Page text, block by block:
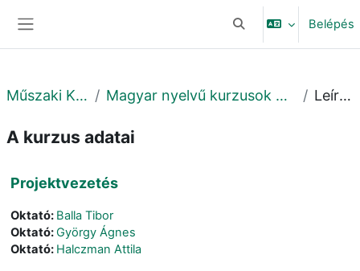
Keresési bemeneti
Belépés
Műszaki Kar Magyar nyelvű kurzusok MK Leírás
A kurzus adatai
Projektvezetés
Oktató: Balla Tibor
Oktató:György Ágnes
Oktató: Halczman Attila